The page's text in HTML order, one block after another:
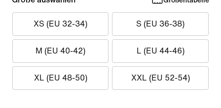
XS (EU 32-34) S (EU 36-38)
M (EU 40-42) L (EU 44-46)
XL (EU 48-50) XXL (EU 52-54)